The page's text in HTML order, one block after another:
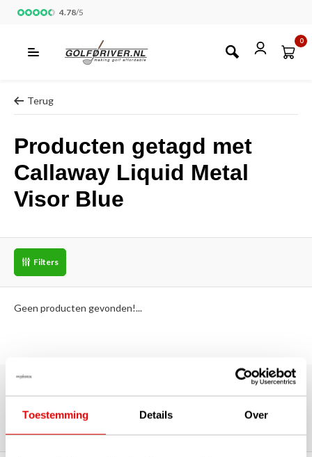
Toestemming Details Over
4.78/5
0
Terug
Producten getagd met
Callaway Liquid Metal
Visor Blue
Filters
Geen producten gevonden!...
180.000+ Klanten | 5.000+ Reviews | Trusted Shops, TrustPilot,
Reviews: Onze klanten aan het
woord